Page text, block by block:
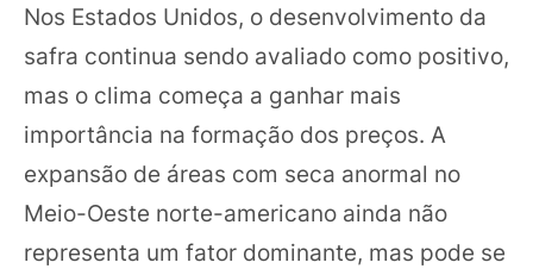
Nos Estados Unidos, o desenvolvimento da
safra continua sendo avaliado como positivo,
mas o clima começa a ganhar mais
importância na formação dos preços. A
expansão de áreas com seca anormal no
Meio-Oeste norte-americano ainda não
representa um fator dominante, mas pode se